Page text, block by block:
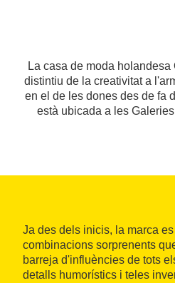
La casa de moda holandesa
distintiu de la creativitat a
en el de les dones des de fa
està ubicada a les
Ja des dels inicis, la marca
combinacions sorprenents
barreja d'influències de tots
detalls humorístics i teles